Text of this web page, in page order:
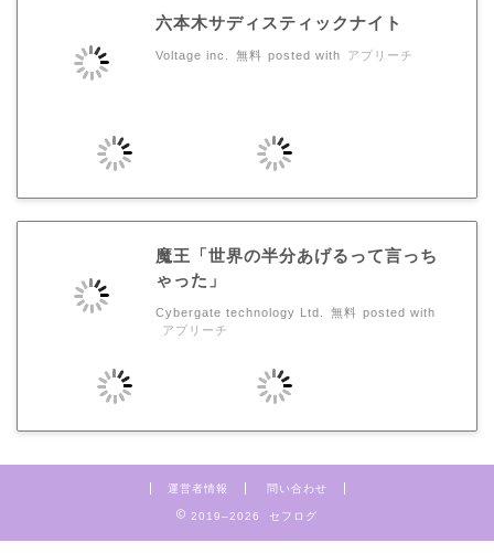
六本木サディスティックナイト
Voltage inc. 無料 posted with アプリーチ
魔王「世界の半分あげるって言っち
ゃった」
Cybergate technology Ltd. 無料 posted with
アプリーチ
運営者情報 問い合わせ
2019–2026 セフログ